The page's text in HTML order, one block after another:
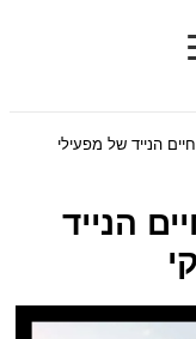
הנייד של מפעילי
הנייד